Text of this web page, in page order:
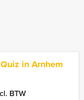
in Arnhem
BTW